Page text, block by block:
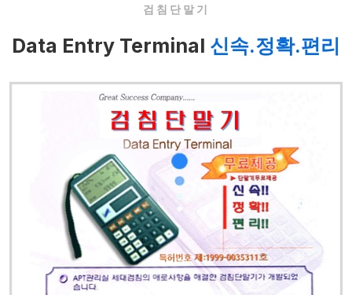
검침단말기
Data Entry Terminal 신속.정확.편리